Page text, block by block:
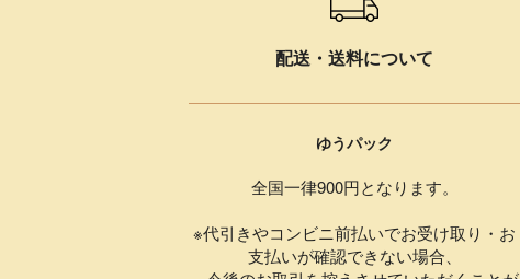
配送・送料について
ゆうパック
全国一律900円となります。
※代引きやコンビニ前払いでお受け取り・お
支払いが確認できない場合、